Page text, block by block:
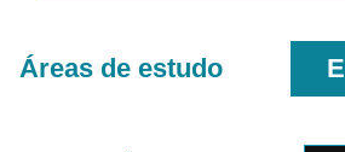
Áreas de estudo